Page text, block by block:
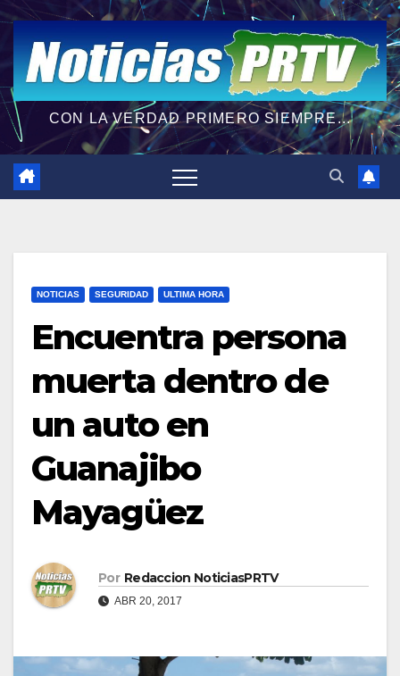
CON LA VERDAD PRIMERO SIEMPRE...
NOTICIAS SEGURIDAD ULTIMA HORA
Encuentra persona
muerta dentro de
un auto en
Guanajibo
Mayagüez
Por Redaccion NoticiasPRTV
ABR 20, 2017